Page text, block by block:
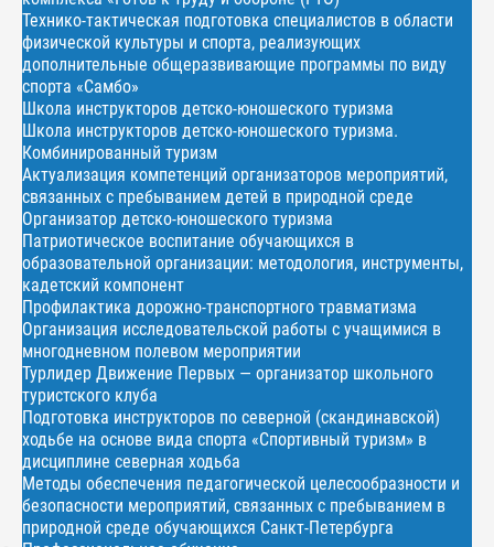
Технико-тактическая подготовка специалистов в области
физической культуры и спорта, реализующих
дополнительные общеразвивающие программы по виду
спорта «Самбо»
Школа инструкторов детско-юношеского туризма
Школа инструкторов детско-юношеского туризма.
Комбинированный туризм
Актуализация компетенций организаторов мероприятий,
связанных с пребыванием детей в природной среде
Организатор детско-юношеского туризма
Патриотическое воспитание обучающихся в
образовательной организации: методология, инструменты,
кадетский компонент
Профилактика дорожно-транспортного травматизма
Организация исследовательской работы с учащимися в
многодневном полевом мероприятии
Турлидер Движение Первых — организатор школьного
туристского клуба
Подготовка инструкторов по северной (скандинавской)
ходьбе на основе вида спорта «Спортивный туризм» в
дисциплине северная ходьба
Методы обеспечения педагогической целесообразности и
безопасности мероприятий, связанных с пребыванием в
природной среде обучающихся Санкт-Петербурга